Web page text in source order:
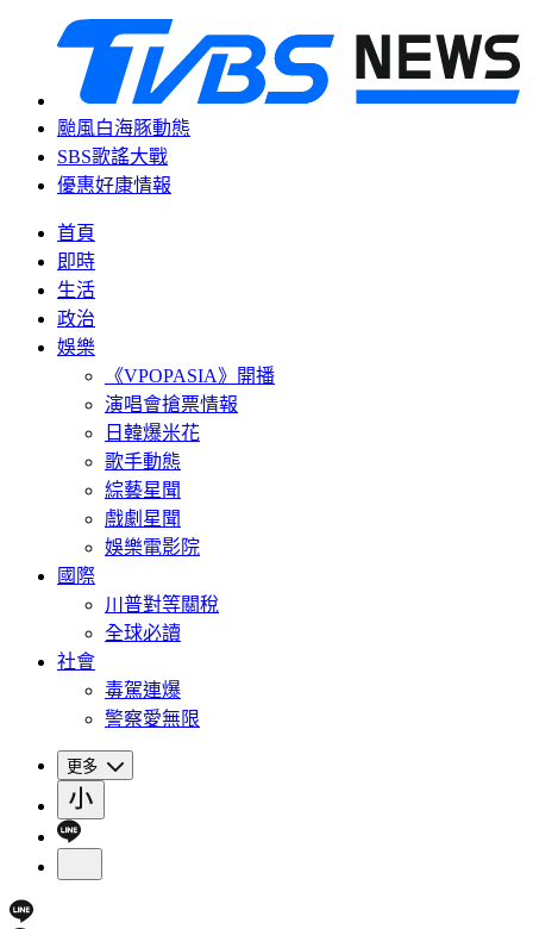
颱風白海豚動態
SBS歌謠大戰
優惠好康情報
首頁
即時
生活
政治
娛樂
《VPOPASIA》開播
演唱會搶票情報
日韓爆米花
歌手動態
綜藝星聞
戲劇星聞
娛樂電影院
國際
川普對等關稅
全球必讀
社會
毒駕連爆
警察愛無限
更多